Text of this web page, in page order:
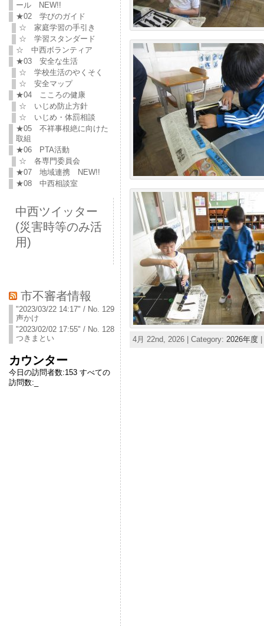
ール NEW!!
★02 学びのガイド
☆ 家庭学習の手引き
☆ 学習スタンダード
☆ 中西ボランティア
★03 安全な生活
☆ 学校生活のやくそく
☆ 安全マップ
★04 こころの健康
☆ いじめ防止方針
☆ いじめ・体罰相談
★05 不祥事根絶に向けた
取組
★06 PTA活動
☆ 各専門委員会
★07 地域連携 NEW!!
★08 中西相談室
中西ツイッター
(災害時等のみ活
用)
市不審者情報
"2023/03/22 14:17" / No. 129
声かけ
"2023/02/02 17:55" / No. 128
つきまとい
カウンター
今日の訪問者数:153すべての
訪問数:
4月 22nd, 2026 | Category: 2026年度|